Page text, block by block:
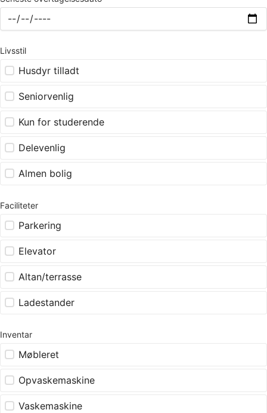
Livsstil
Husdyr tilladt
Seniorvenlig
Kun for studerende
Delevenlig
Almen bolig
Faciliteter
Parkering
Elevator
Altan/terrasse
Ladestander
Inventar
Møbleret
Opvaskemaskine
Vaskemaskine